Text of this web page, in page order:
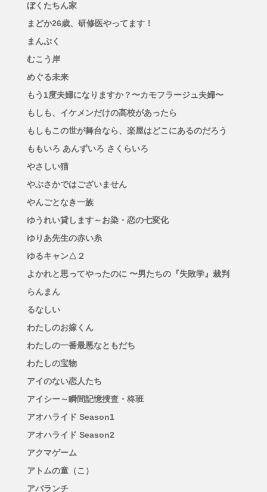
ぼくたちん家
まどか26歳、研修医やってます！
まんぷく
むこう岸
めぐる未来
もう1度夫婦になりますか？〜カモフラージュ夫婦〜
もしも、イケメンだけの高校があったら
もしもこの世が舞台なら、楽屋はどこにあるのだろう
ももいろ あんずいろ さくらいろ
やさしい猫
やぶさかではございません
やんごとなき一族
ゆうれい貸します～お染・恋の七変化
ゆりあ先生の赤い糸
ゆるキャン△２
よかれと思ってやったのに 〜男たちの『失敗学』裁判
らんまん
るなしい
わたしのお嫁くん
わたしの一番最悪なともだち
わたしの宝物
アイのない恋人たち
アイシー～瞬間記憶捜査・柊班
アオハライド Season1
アオハライド Season2
アクマゲーム
アトムの童（こ）
アバランチ